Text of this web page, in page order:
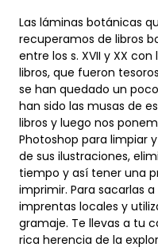
Las láminas botánicas
recuperamos de libros
entre los s. XVII y XX
libros, que fueron
se han quedado un
han sido las musas de
libros y luego nos
Photoshop para limpiar
de sus ilustraciones,
tiempo y así tener una
imprimir. Para sacarlas
imprentas locales y
gramaje. Te llevas a tu
rica herencia de la